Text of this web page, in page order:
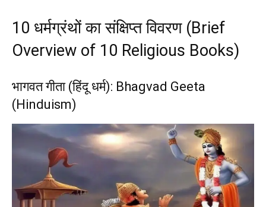
10 धर्मग्रंथों का संक्षिप्त विवरण (Brief
Overview of 10 Religious Books)
भागवत गीता (हिंदू धर्म): Bhagvad Geeta
(Hinduism)